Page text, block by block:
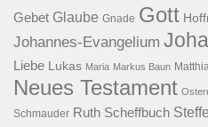
Gebet Glaube Gnade Gott
Johannes-Evangelium
Liebe Lukas Maria Markus Baun
Neues Testament
Schmauder Ruth Scheffbuch